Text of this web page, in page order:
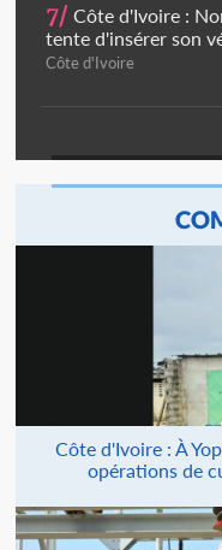
7/ Côte d'Ivoire :
tente d'insérer son
Côte d'Ivoire
Côte d'Ivoire : À
opérations de